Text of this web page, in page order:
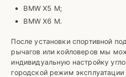
BMW X5 M;
BMW X6 M.
После установки спортивной
рычагов или койловеров мы
индивидуальную настройку
городской режим эксплуатации